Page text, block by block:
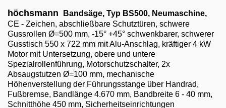
English
höchsmann Bandsäge, Typ BS500, Neumaschine,
CE - Zeichen, abschließbare Schutztüren, schwere
Gussrollen Ø=500 mm, -15° +45° schwenkbarer, schwerer
Gusstisch 550 x 722 mm mit Alu-Anschlag, kräftiger 4 kW
Motor mit Untersetzung, obere und untere
Spezialrollenführung, Motorschutzschalter, 2x
Absaugstutzen Ø=100 mm, mechanische
Höhenverstellung der Führungsstange über Handrad,
Fußbremse, Bandlänge 4.670 mm, Bandbreite 6 - 40 mm,
Schnitthöhe 450 mm, Sicherheitseinrichtungen